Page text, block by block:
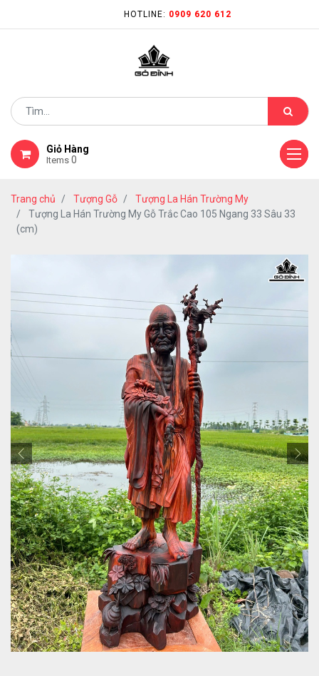
HOTLINE: 0909 620 612
Giỏ Hàng
Items 0
Trang chủ Tượng Gỗ
Tượng La Hán Trường My
Tượng La Hán Trường My Gỗ Trắc Cao 105 Ngang 33 Sâu 33
(cm)